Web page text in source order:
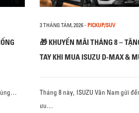
3 THÁNG TÁM, 2026- PICKUP/SUV
🎁 KHUYẾN MÃI THÁNG 8 –
TAY KHI MUA ISUZU D-MAX &
Tháng 8 này, ISUZU Vân Nam gửi
ưu…